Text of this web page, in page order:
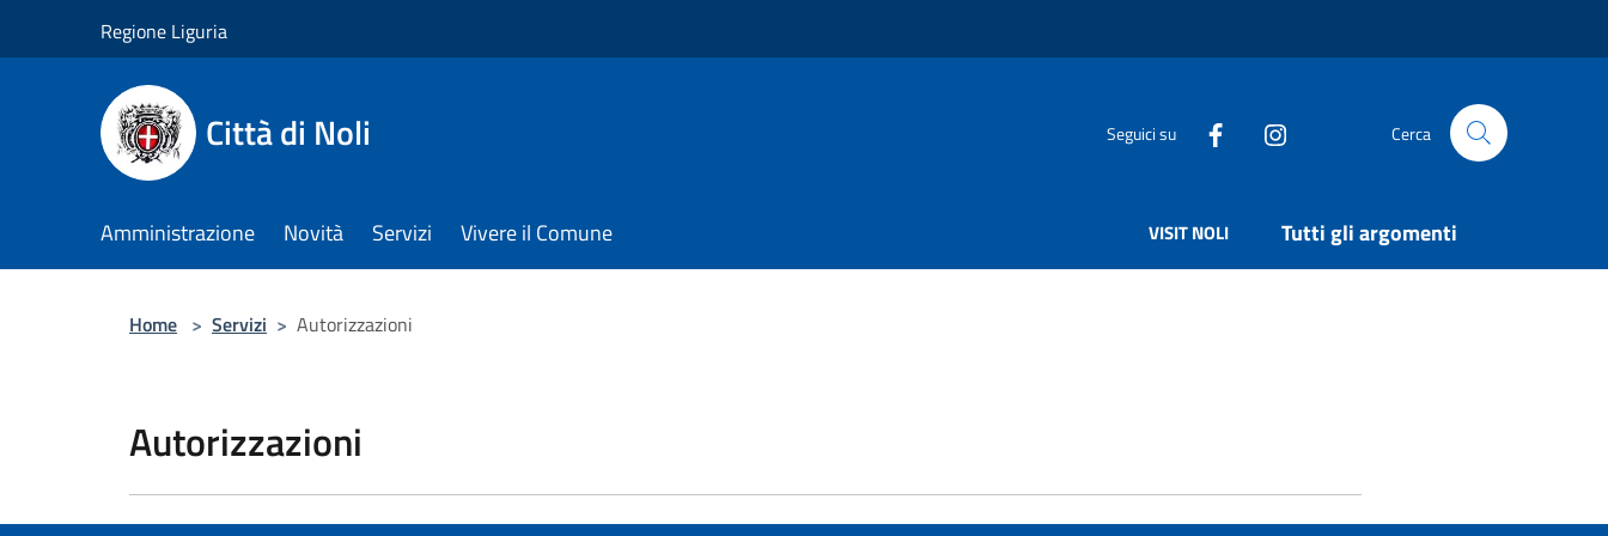
Regione Liguria
Città di Noli Seguici su Cerca
Amministrazione Novità Servizi Vivere il Comune VISIT NOLI Tutti gli argomenti
Home > Servizi > Autorizzazioni
Autorizzazioni